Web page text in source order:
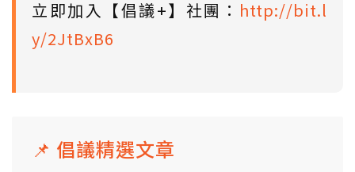
立即加入【倡議+】社團： http://bit.l
y/2JtBxB6
📌 倡議精選文章